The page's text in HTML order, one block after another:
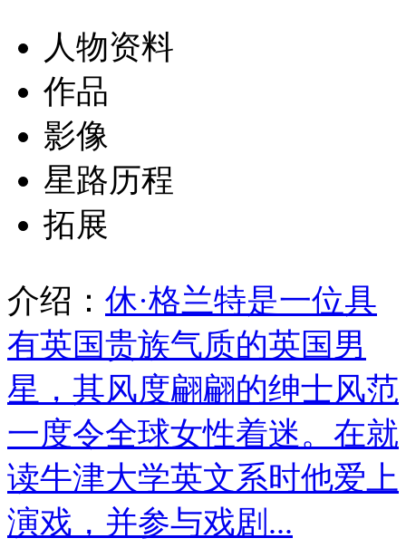
人物资料
作品
影像
星路历程
拓展
介绍： 休·格兰特是一位具
有英国贵族气质的英国男
星，其风度翩翩的绅士风范
一度令全球女性着迷。在就
读牛津大学英文系时他爱上
演戏，并参与戏剧...